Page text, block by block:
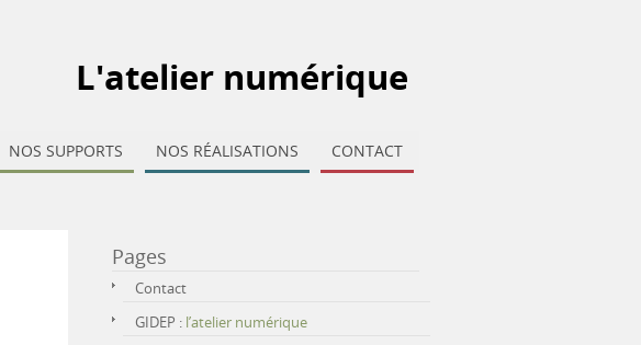
L'atelier numérique
NOS SUPPORTS NOS RÉALISATIONS CONTACT
Pages
Contact
GIDEP : l’atelier numérique